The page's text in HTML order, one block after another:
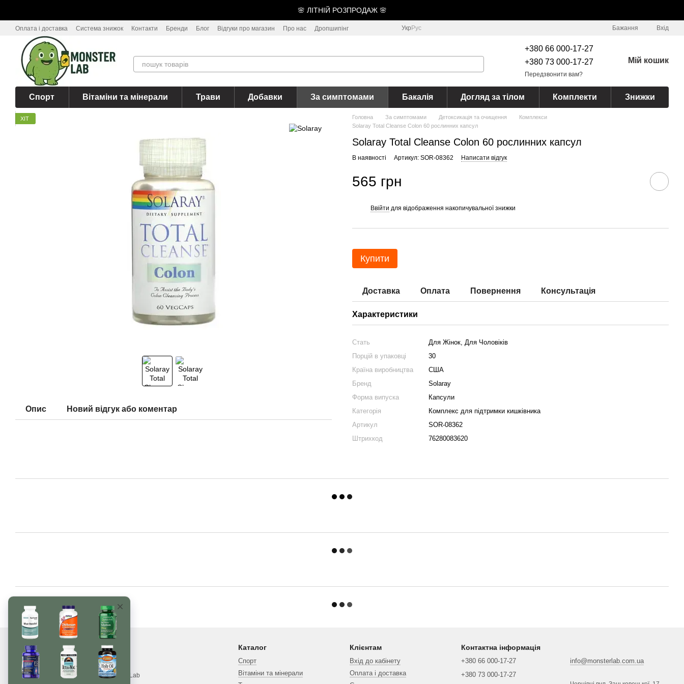
🌸 ЛІТНІЙ РОЗПРОДАЖ 🌸
Оплата і доставка Система знижок Контакти Бренди Блог Відгуки про магазин Про нас Дропшипінг Укр Рус Бажання Вхід
+380 66 000-17-27
+380 73 000-17-27
Передзвонити вам?
Мій кошик
Спорт Вітаміни та мінерали Трави Добавки За симптомами Бакалія Догляд за тілом Комплекти Знижки
ХІТ
Опис Новий відгук або коментар
Головна За симптомами Детоксикація та очищення
Комплекси
Solaray Total Cleanse Colon 60 рослинних капсул
Solaray Total Cleanse Colon 60 рослинних капсул
В наявності Артикул: SOR-08362 Написати відгук
565 грн
Ввійти для відображення накопичувальної знижки
Купити
Доставка Оплата Повернення Консультація
Характеристики
Стать
Для Жінок, Для Чоловіків
Порцій в упаковці
30
Країна виробництва
США
Бренд
Solaray
Форма випуска
Капсули
Категорія
Комплекс для підтримки кишківника
Артикул
SOR-08362
Штрихкод
76280083620
© 2017—2026
Вітаміни, БАДи, добавки, трави MonsterLab
Каталог
Спорт
Вітаміни та мінерали
Клієнтам
Вхід до кабінету
Оплата і доставка
Контактна інформація
+380 66 000-17-27
+380 73 000-17-27
info@monsterlab.com.ua